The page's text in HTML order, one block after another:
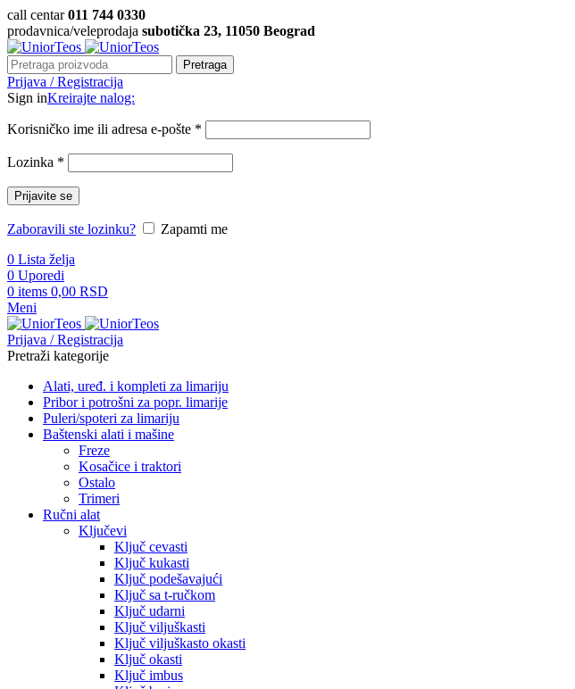
call centar011 744 0330
prodavnica/veleprodaja subotička 23, 11050 Beograd
Pretraga
Prijava / Registracija
Sign inKreirajte nalog:
Korisničko ime ili adresa e-pošte *
Lozinka *
Prijavite se
Zaboravili ste lozinku?
Zapamti me
0 Lista želja
0 Uporedi
0 items 0,00 RSD
Meni
Prijava / Registracija
Pretraži kategorije
Alati, uređ. i kompleti za limariju
Pribor i potrošni za popr. limarije
Puleri/spoteri za limariju
Baštenski alati i mašine
Freze
Kosačice i traktori
Ostalo
Trimeri
Ručni alat
Ključevi
Ključ cevasti
Ključ kukasti
Ključ podešavajući
Ključ sa t-ručkom
Ključ udarni
Ključ viljuškasti
Ključ viljuškasto okasti
Ključ okasti
Ključ imbus